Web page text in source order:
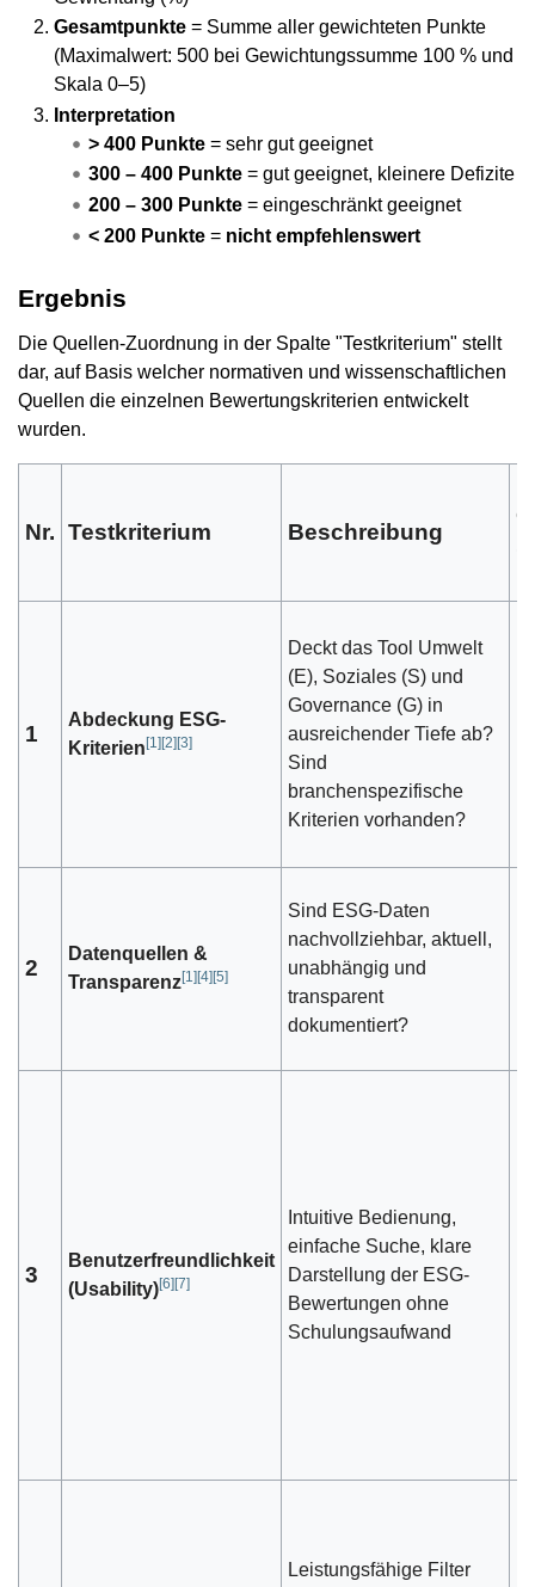
Gesamtpunkte= Summe aller gewichteten Punkte
(Maximalwert: 500 bei Gewichtungssumme 100 % und
Skala 0–5)
Interpretation
> 400 Punkte = sehr gut geeignet
300 – 400 Punkte = gut geeignet, kleinere Defizite
200 – 300 Punkte = eingeschränkt geeignet
< 200 Punkte = nicht empfehlenswert
Ergebnis
Die Quellen-Zuordnung in der Spalte "Testkriterium" stellt
dar, auf Basis welcher normativen und wissenschaftlichen
Quellen die einzelnen Bewertungskriterien entwickelt
wurden.
Nr. Testkriterium Beschreibung
1
Abdeckung ESG-
Kriterien [1] [2] [3]
Deckt das Tool Umwelt
(E), Soziales (S) und
Governance (G) in
ausreichender Tiefe ab?
Sind
branchenspezifische
Kriterien vorhanden?
2
Datenquellen &
Transparenz[1] [4] [5]
Sind ESG-Daten
nachvollziehbar, aktuell,
unabhängig und
transparent
dokumentiert?
3
Benutzerfreundlichkeit
(Usability)[6] [7]
Intuitive Bedienung,
einfache Suche, klare
Darstellung der ESG-
Bewertungen ohne
Schulungsaufwand
Leistungsfähige Filter